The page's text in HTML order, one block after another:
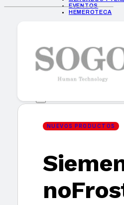
EVENTOS
HEMEROTECA
GUÍA DE COMPRA
NUEVOS PRODUCTOS
CONSEJOS TECH
MERCADOS Y
HEMEROTECA
NUEVOS PRODUCTOS